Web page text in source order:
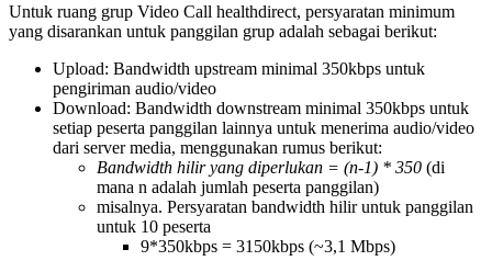
Untuk ruang grup Video Call healthdirect, persyaratan minimum
yang disarankan untuk panggilan grup adalah sebagai berikut:
Upload: Bandwidth upstream minimal 350kbps untuk
pengiriman audio/video
Download: Bandwidth downstream minimal 350kbps untuk
setiap peserta panggilan lainnya untuk menerima audio/video
dari server media, menggunakan rumus berikut:
Bandwidth hilir yang diperlukan = (n-1) * 350 (di
mana n adalah jumlah peserta panggilan)
misalnya. Persyaratan bandwidth hilir untuk panggilan
untuk 10 peserta
9*350kbps = 3150kbps (~3,1 Mbps)